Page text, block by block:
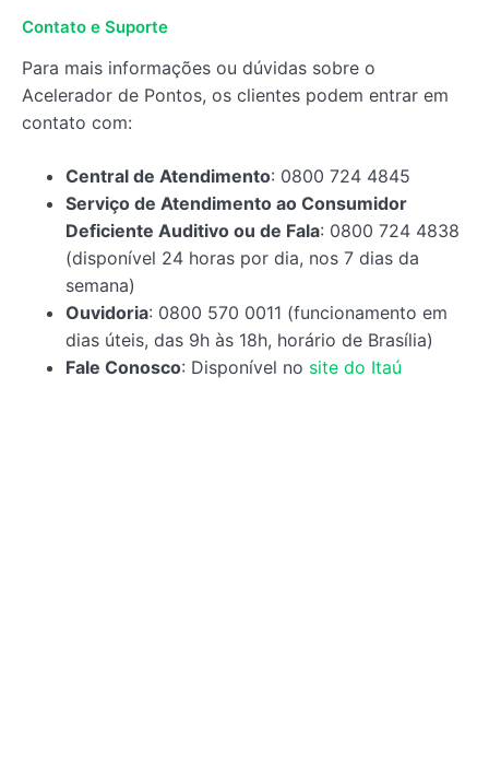
Contato e Suporte
Para mais informações ou dúvidas sobre o
Acelerador de Pontos, os clientes podem entrar em
contato com:
Central de Atendimento: 0800 724 4845
Serviço de Atendimento ao Consumidor
Deficiente Auditivo ou de Fala: 0800 724 4838
(disponível 24 horas por dia, nos 7 dias da
semana)
Ouvidoria: 0800 570 0011 (funcionamento em
dias úteis, das 9h às 18h, horário de Brasília)
Fale Conosco: Disponível no site do Itaú